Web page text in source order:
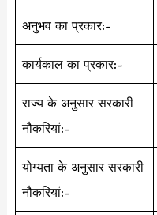
अनुभव का प्रकार:-
कार्यकाल का प्रकार:-
राज्य के अनुसार सरकारी
नौकरियां:-
योग्यता के अनुसार सरकारी
नौकरियां:-